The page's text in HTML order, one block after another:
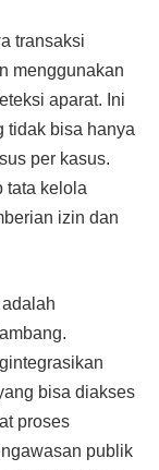
transaksi
menggunakan
aparat. Ini
tidak bisa hanya
per kasus.
tata kelola
izin dan
bisa diakses
proses
publik